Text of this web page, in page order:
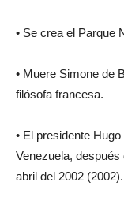
• Se crea el Parque
• Muere Simone de
filósofa francesa.
• El presidente
Venezuela,
abril del 2002 (2002).